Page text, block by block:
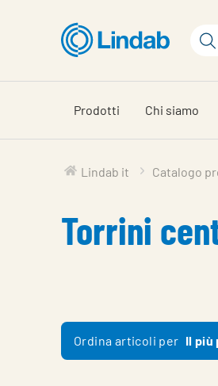
contenuto
principale
Prodotti Chi siamo
Lindab it Catalogo
Torrini
Ordina articoli per Il più